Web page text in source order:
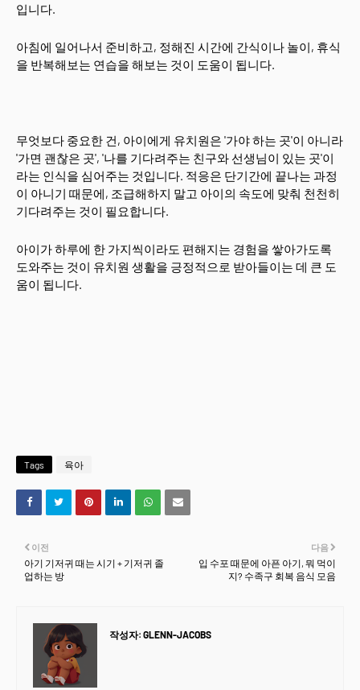
입니다.
아침에 일어나서 준비하고, 정해진 시간에 간식이나 놀이, 휴식
을 반복해보는 연습을 해보는 것이 도움이 됩니다.
무엇보다 중요한 건, 아이에게 유치원은 '가야 하는 곳'이 아니라
'가면 괜찮은 곳', '나를 기다려주는 친구와 선생님이 있는 곳'이
라는 인식을 심어주는 것입니다. 적응은 단기간에 끝나는 과정
이 아니기 때문에, 조급해하지 말고 아이의 속도에 맞춰 천천히
기다려주는 것이 필요합니다.
아이가 하루에 한 가지씩이라도 편해지는 경험을 쌓아가도록
도와주는 것이 유치원 생활을 긍정적으로 받아들이는 데 큰 도
움이 됩니다.
Tags 육아
다음
입 수포 때문에 아픈 아기, 뭐 먹이
지? 수족구 회복 음식 모음
이전
아기 기저귀 때는 시기 + 기저귀 졸
업하는 방
작성자: GLENN-JACOBS